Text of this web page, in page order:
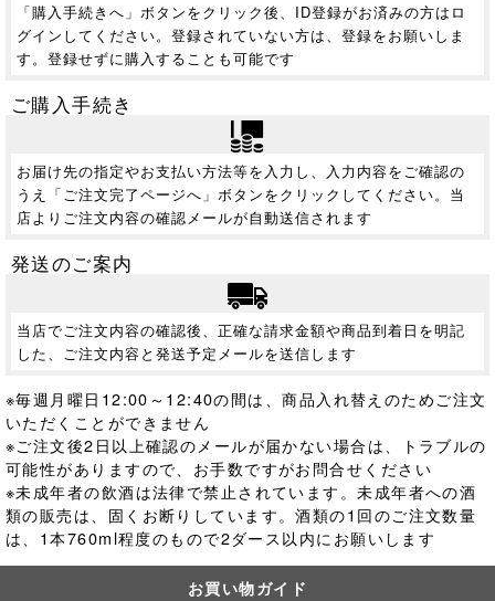
「購入手続きへ」ボタンをクリック後、ID登録がお済みの方はロ
グインしてください。登録されていない方は、登録をお願いしま
す。登録せずに購入することも可能です
ご購入手続き
お届け先の指定やお支払い方法等を入力し、入力内容をご確認の
うえ「ご注文完了ページへ」ボタンをクリックしてください。当
店よりご注文内容の確認メールが自動送信されます
発送のご案内
当店でご注文内容の確認後、正確な請求金額や商品到着日を明記
した、ご注文内容と発送予定メールを送信します
※毎週月曜日12:00～12:40の間は、商品入れ替えのためご注文
いただくことができません
※ご注文後2日以上確認のメールが届かない場合は、トラブルの
可能性がありますので、お手数ですがお問合せください
※未成年者の飲酒は法律で禁止されています。未成年者への酒
類の販売は、固くお断りしています。酒類の1回のご注文数量
は、1本760ml程度のもので2ダース以内にお願いします
お買い物ガイド